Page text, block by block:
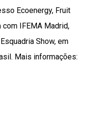
Ecoenergy, Fruit
com IFEMA Madrid,
Show, em
Mais informações: